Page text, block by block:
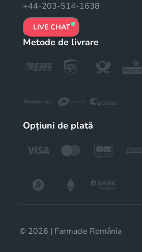
+44-203-514-1638
LIVE CHAT
Metode de livrare
Opțiuni de plată
© 2026 | Farmacie România